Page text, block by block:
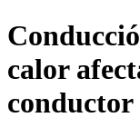
calor
conductor